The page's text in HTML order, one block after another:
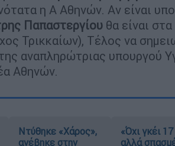
η Α Αθηνών. Αν είναι
Παπαστεργίου θα είναι
Τρικκαίων), Τέλος να
αναπληρώτριας υπουργού
Αθηνών.
Ντύθηκε «Χάρος»,
ανέβηκε στην
«Όχι γκέι
αλλά